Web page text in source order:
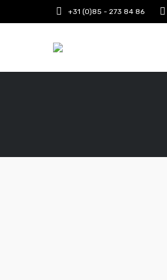
+31 (0)85 - 273 84 86